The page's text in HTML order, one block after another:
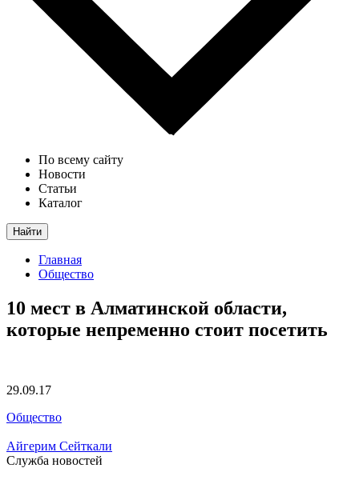
По всему сайту
Новости
Статьи
Каталог
Найти
Главная
Общество
10 мест в Алматинской области,
которые непременно стоит посетить
29.09.17
Общество
Айгерим Сейткали
Служба новостей